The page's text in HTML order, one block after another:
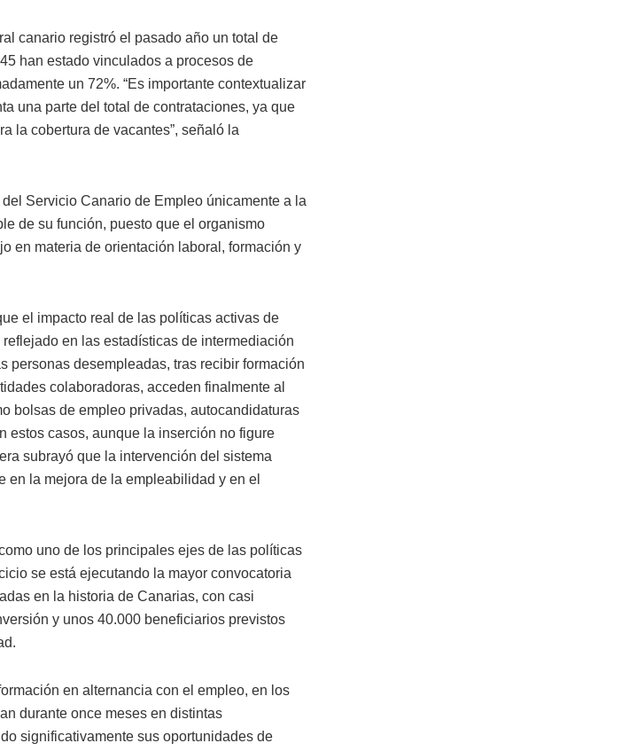
canario registró el pasado año un total de
han estado vinculados a procesos de
un 72%. “Es importante contextualizar
una parte del total de contrataciones, ya que
la cobertura de vacantes”, señaló la
Servicio Canario de Empleo únicamente a la
de su función, puesto que el organismo
en materia de orientación laboral, formación y
el impacto real de las políticas activas de
en las estadísticas de intermediación
personas desempleadas, tras recibir formación
colaboradoras, acceden finalmente al
bolsas de empleo privadas, autocandidaturas
estos casos, aunque la inserción no figure
subrayó que la intervención del sistema
en la mejora de la empleabilidad y en el
uno de los principales ejes de las políticas
se está ejecutando la mayor convocatoria
en la historia de Canarias, con casi
y unos 40.000 beneficiarios previstos
en alternancia con el empleo, en los
durante once meses en distintas
significativamente sus oportunidades de